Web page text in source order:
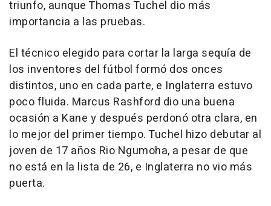
triunfo, aunque Thomas Tuchel dio más
importancia a las pruebas.
El técnico elegido para cortar la larga sequía de
los inventores del fútbol formó dos onces
distintos, uno en cada parte, e Inglaterra estuvo
poco fluida. Marcus Rashford dio una buena
ocasión a Kane y después perdonó otra clara, en
lo mejor del primer tiempo. Tuchel hizo debutar al
joven de 17 años Rio Ngumoha, a pesar de que
no está en la lista de 26, e Inglaterra no vio más
puerta.